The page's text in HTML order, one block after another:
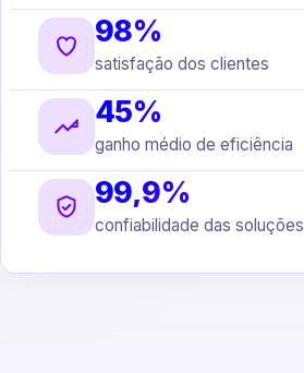
98%
satisfação dos clientes
45%
ganho médio de eficiência
99,9%
confiabilidade das soluções